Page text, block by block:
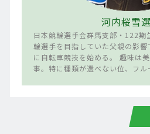
河内桜雪
日本競輪選手会群馬支部・122期
輪選手を目指していた父親の影
に自転車競技を始める。 趣味は
事。特に種類が選べない位、フル